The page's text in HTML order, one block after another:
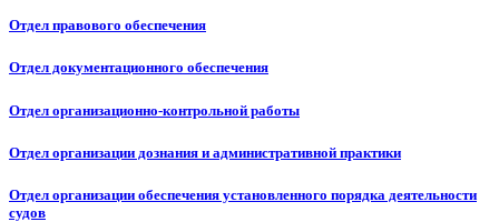
Отдел правового обеспечения
Отдел документационного обеспечения
Отдел организационно-контрольной работы
Отдел организации дознания и административной практики
Отдел организации обеспечения установленного порядка деятельности
судов